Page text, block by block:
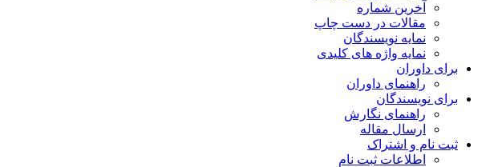
آخرین شماره
مقالات در دست چاپ
نمایه نویسندگان
نمایه واژه های کلیدی
برای داوران
راهنمای داوران
برای نویسندگان
راهنمای نگارش
ارسال مقاله
ثبت نام و اشتراک
اطلاعات ثبت نام